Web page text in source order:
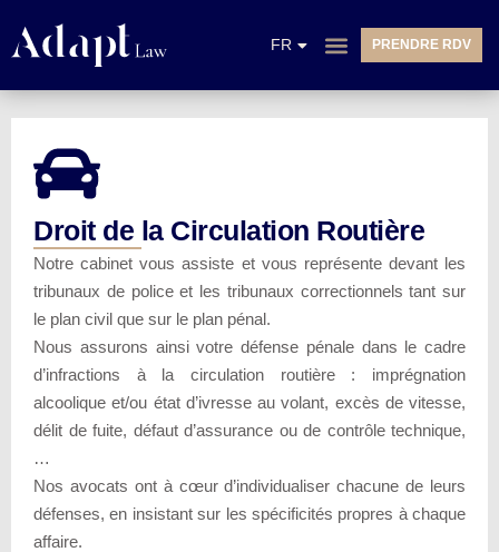
FR
NL
PRENDRE RDV
Droit de la Circulation Routière
Notre cabinet vous assiste et vous représente devant les
tribunaux de police et les tribunaux correctionnels tant sur
le plan civil que sur le plan pénal.
Nous assurons ainsi votre défense pénale dans le cadre
d’infractions à la circulation routière : imprégnation
alcoolique et/ou état d’ivresse au volant, excès de vitesse,
délit de fuite, défaut d’assurance ou de contrôle technique,
…
Nos avocats ont à cœur d’individualiser chacune de leurs
défenses, en insistant sur les spécificités propres à chaque
affaire.